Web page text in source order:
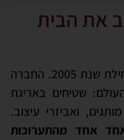
את הבית
שטיחי מריניס היא חברה שהוקמה בתחילת שנת 2005. החברה
שטיחים באריגת
ואביזרי עיצוב.
אחד מהתערוכות